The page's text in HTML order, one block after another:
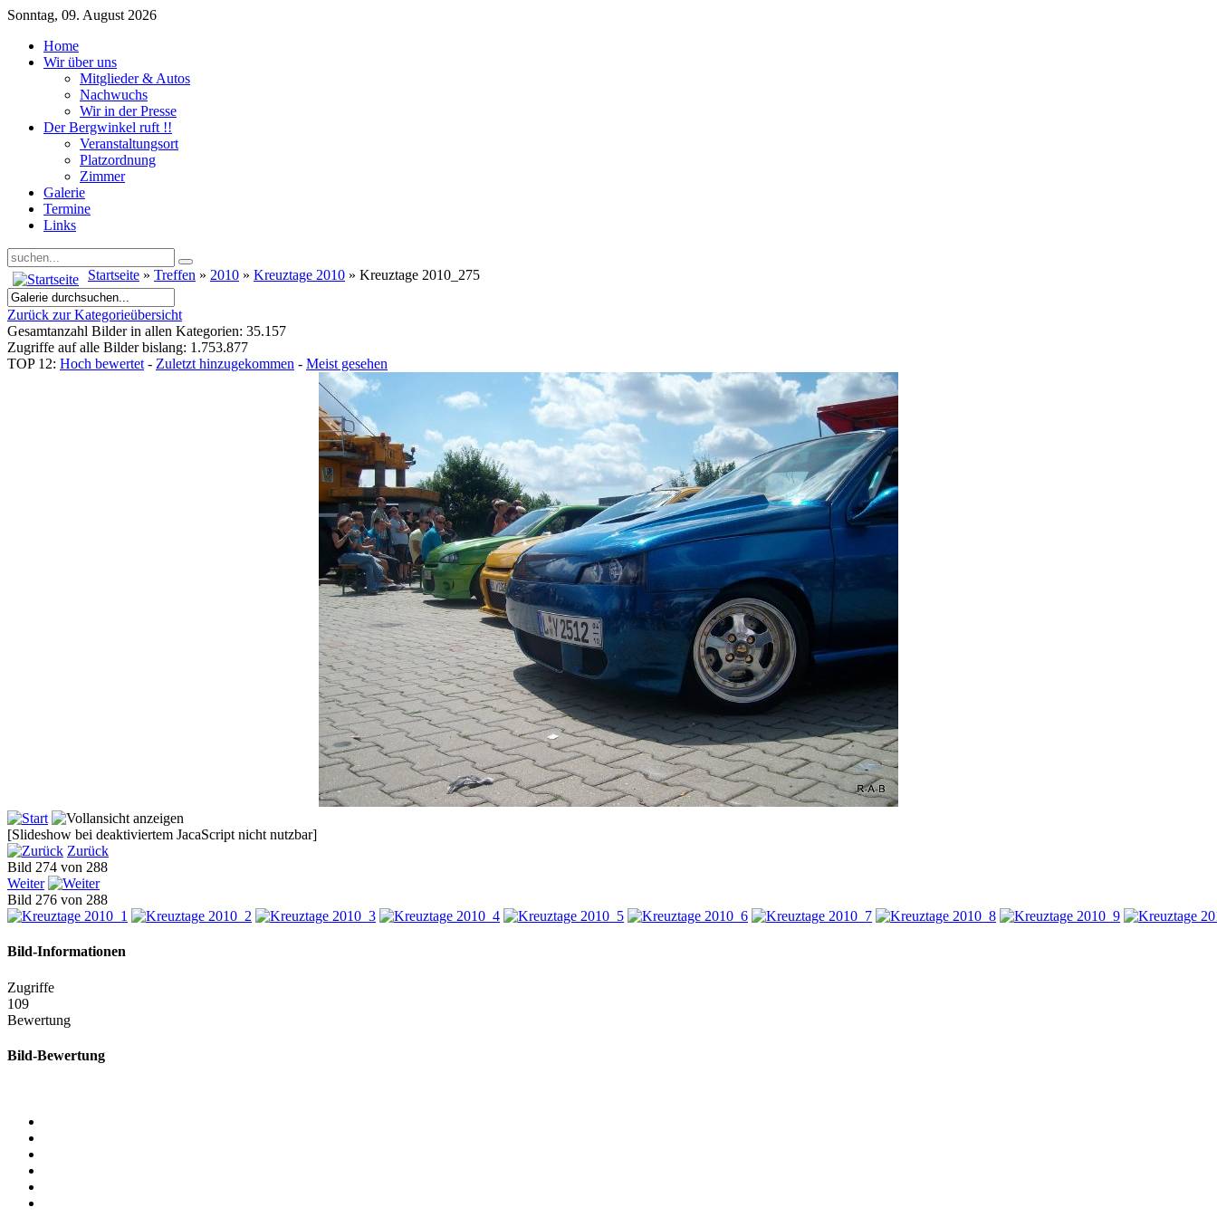
Sonntag, 09. August 2026
Home
Wir über uns
Mitglieder & Autos
Nachwuchs
Wir in der Presse
Der Bergwinkel ruft !!
Veranstaltungsort
Platzordnung
Zimmer
Galerie
Termine
Links
Startseite » Treffen » 2010 » Kreuztage 2010 » Kreuztage 2010_275
Zurück zur Kategorieübersicht
Gesamtanzahl Bilder in allen Kategorien: 35.157
Zugriffe auf alle Bilder bislang: 1.753.877
TOP 12: Hoch bewertet - Zuletzt hinzugekommen - Meist gesehen
[Slideshow bei deaktiviertem JacaScript nicht nutzbar]
Zurück
Bild 274 von 288
Weiter
Bild 276 von 288
Bild-Informationen
Zugriffe
109
Bewertung
Bild-Bewertung